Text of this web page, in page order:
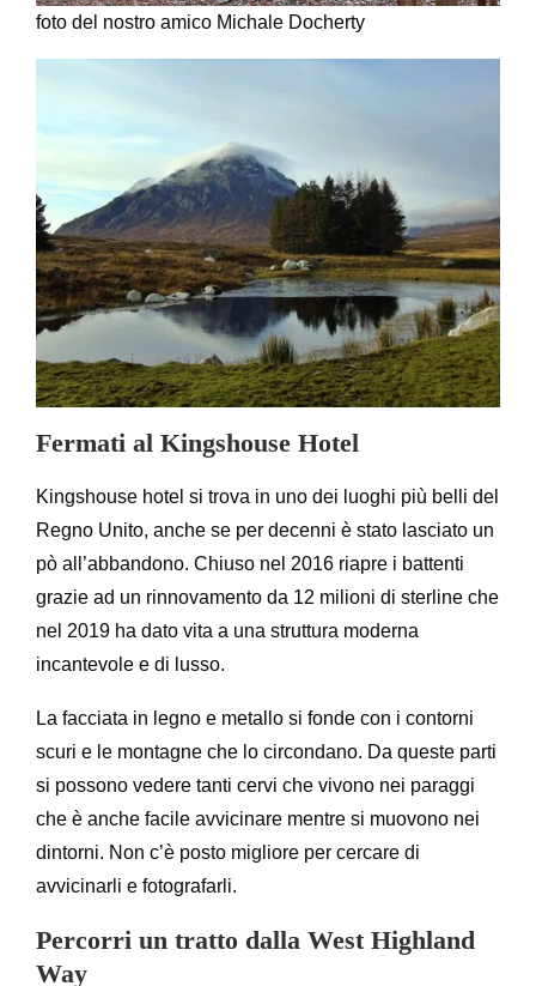
foto del nostro amico Michale Docherty
Fermati al Kingshouse Hotel
Kingshouse hotel si trova in uno dei luoghi più belli del
Regno Unito, anche se per decenni è stato lasciato un
pò all’abbandono. Chiuso nel 2016 riapre i battenti
grazie ad un rinnovamento da 12 milioni di sterline che
nel 2019 ha dato vita a una struttura moderna
incantevole e di lusso.
La facciata in legno e metallo si fonde con i contorni
scuri e le montagne che lo circondano. Da queste parti
si possono vedere tanti cervi che vivono nei paraggi
che è anche facile avvicinare mentre si muovono nei
dintorni. Non c’è posto migliore per cercare di
avvicinarli e fotografarli.
Percorri un tratto dalla West Highland
Way